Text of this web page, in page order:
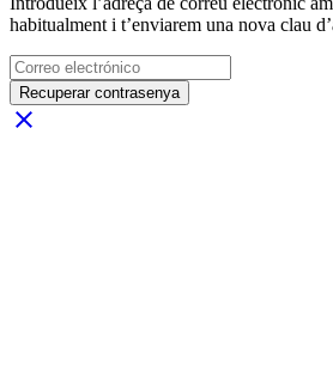
habitualment i t’enviarem una nova clau
Recuperar contrasenya
close